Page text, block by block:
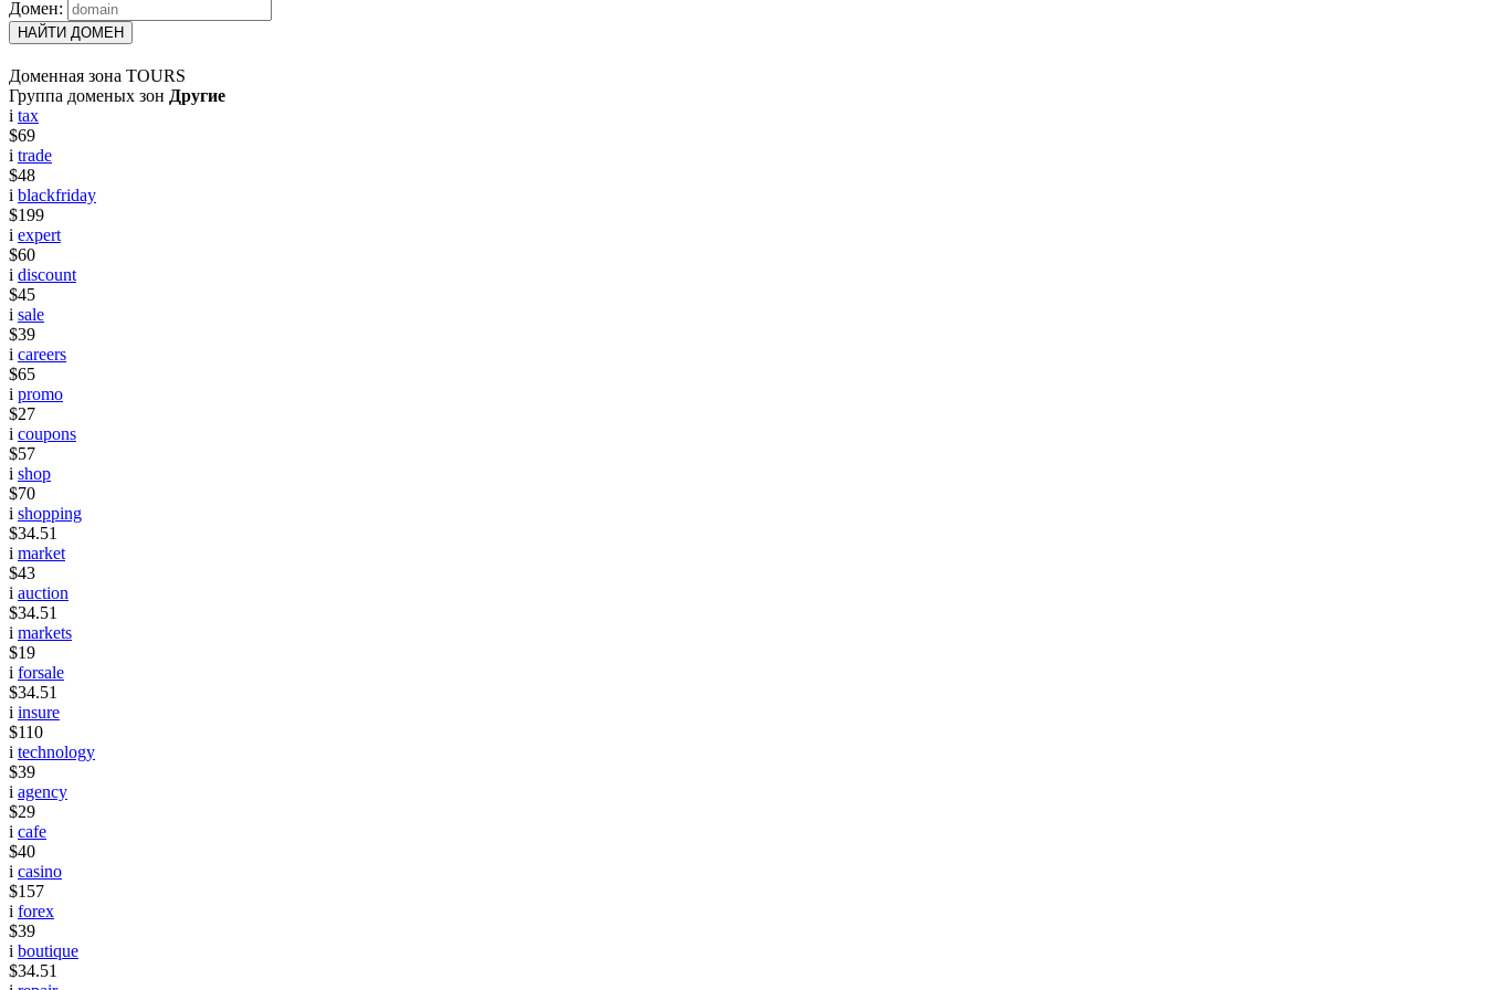
Домен:
НАЙТИ ДОМЕН
Доменная зона TOURS
Группа доменых зон Другие
i tax
$69
i trade
$48
i blackfriday
$199
i expert
$60
i discount
$45
i sale
$39
i careers
$65
i promo
$27
i coupons
$57
i shop
$70
i shopping
$34.51
i market
$43
i auction
$34.51
i markets
$19
i forsale
$34.51
i insure
$110
i technology
$39
i agency
$29
i cafe
$40
i casino
$157
i forex
$39
i boutique
$34.51